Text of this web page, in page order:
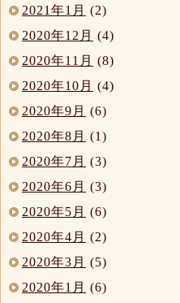
2021年1月 (2)
2020年12月 (4)
2020年11月 (8)
2020年10月 (4)
2020年9月 (6)
2020年8月 (1)
2020年7月 (3)
2020年6月 (3)
2020年5月 (6)
2020年4月 (2)
2020年3月 (5)
2020年1月 (6)